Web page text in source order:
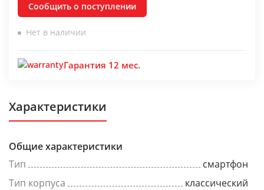
Сообщить о поступлении
Нет в наличии
Гарантия 12 мес.
Характеристики
Общие характеристики
Тип
смартфон
Тип корпуса
классический